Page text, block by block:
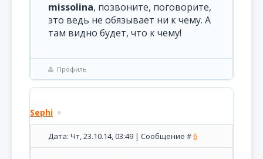
missolina, позвоните, поговорите,
это ведь не обязывает ни к чему. А
там видно будет, что к чему!
Профиль
Sephi
Дата: Чт, 23.10.14, 03:49 | Сообщение #6